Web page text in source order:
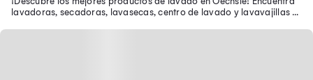
lavadoras, secadoras, lavasecas, centro de lavado y lavavajillas a